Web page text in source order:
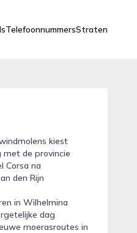
TelefoonnummersStraten
kiest
met de provincie
Corsa na
den Rijn
in Wilhelmina
dag
moerasroutes in